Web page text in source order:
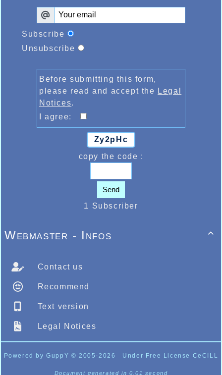
Subscribe
Unsubscribe
Before submitting this form,
please read and accept the Legal
Notices.
I agree:
Zy2pHc
copy the code :
Send
1 Subscriber

Webmaster - Infos
Contact us
Recommend
Text version
Legal Notices
Powered by GuppY © 2005-2026 Under Free License CeCILL
Document generated in 0.01 second